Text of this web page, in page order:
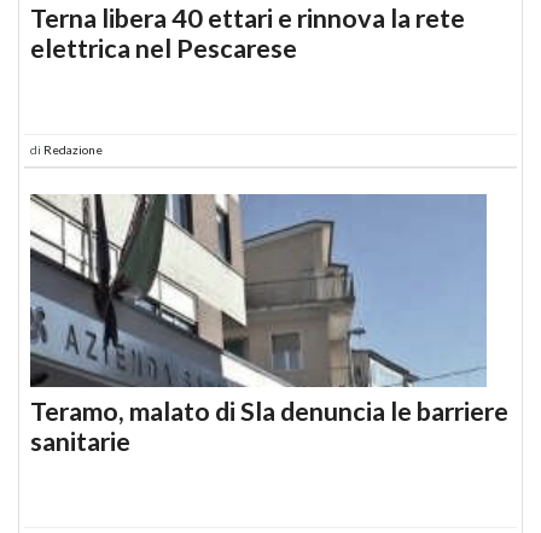
Terna libera 40 ettari e rinnova la rete
elettrica nel Pescarese
di Redazione
Teramo, malato di Sla denuncia le barriere
sanitarie